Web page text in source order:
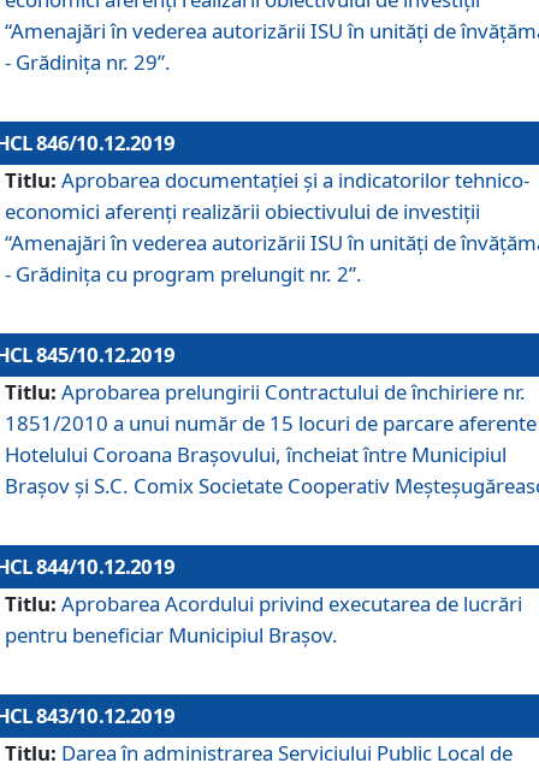
“Amenajări în vederea autorizării ISU în unități de
- Grădinița nr. 29”.
846/10.12.2019
Titlu: Aprobarea documentației și a indicatorilor tehnico-
economici aferenți realizării obiectivului de investiții
“Amenajări în vederea autorizării ISU în unități de
- Grădinița cu program prelungit nr. 2”.
845/10.12.2019
Titlu: Aprobarea prelungirii Contractului de închiriere nr.
1851/2010 a unui număr de 15 locuri de parcare aferente
Hotelului Coroana Brașovului, încheiat între Municipiul
Braşov şi S.C. Comix Societate Cooperativ
844/10.12.2019
Titlu: Aprobarea Acordului privind executarea de lucrări
pentru beneficiar Municipiul Brașov.
843/10.12.2019
Titlu: Darea în administrarea Serviciului Public Local de